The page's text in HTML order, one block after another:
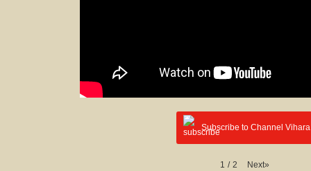
Subscribe to Channel Vihara
1 / 2 Next»